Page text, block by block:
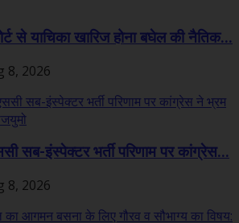
से याचिका खारिज होना बघेल की नैतिक...
8, 2026
सब-इंस्पेक्टर भर्ती परिणाम पर कांग्रेस...
8, 2026